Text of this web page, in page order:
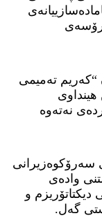
“کەریم تەمیمی
نەتەوە
سەرۆکوەزیرانی
وادەی
دیکتاتۆریزم و
گەل.